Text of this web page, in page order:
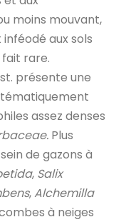
moins mouvant,
aux sols
rare.
présente une
assez denses
Plus
de gazons à
, Salix
,Alchemilla
à neiges